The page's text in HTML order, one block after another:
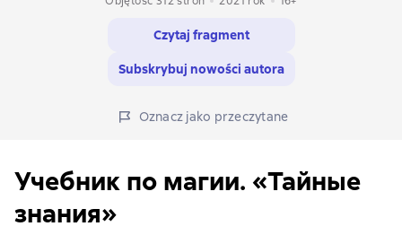
Czytaj fragment
Subskrybuj nowości autora
Oznacz jako przeczytane
Учебник по магии. «Тайные
знания»